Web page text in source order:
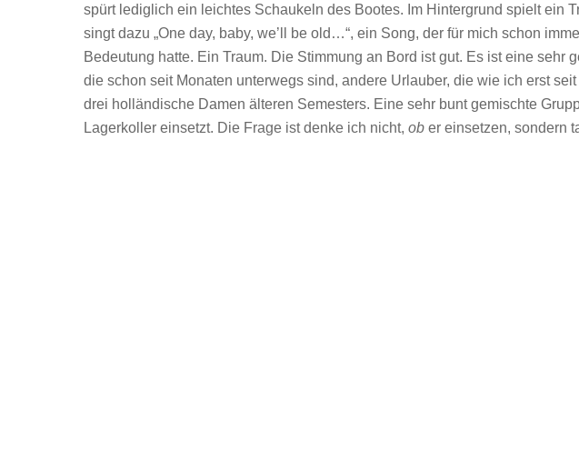
spürt lediglich ein leichtes Schaukeln des Bootes. Im Hintergrund spielt ein
singt dazu „One day, baby, we’ll be old…“, ein Song, der für mich schon
Bedeutung hatte. Ein Traum. Die Stimmung an Bord ist gut. Es ist eine sehr
die schon seit Monaten unterwegs sind, andere Urlauber, die wie ich erst
drei holländische Damen älteren Semesters. Eine sehr bunt gemischte
Lagerkoller einsetzt. Die Frage ist denke ich nicht, ob er einsetzen, sondern